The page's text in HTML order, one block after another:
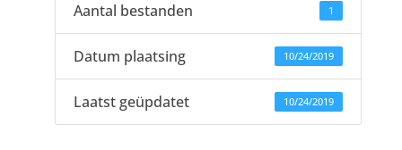
Aantal bestanden 1
Datum plaatsing 10/24/2019
Laatst geüpdatet 10/24/2019